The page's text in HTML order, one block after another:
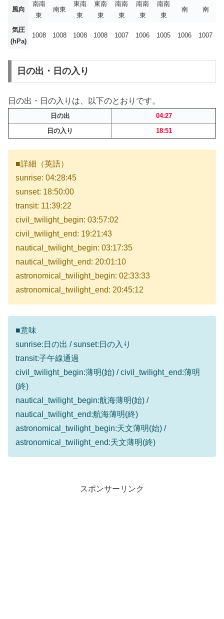
風向
南南
東
南東
東南
東
東南
東
南南
東
南南
東
南南
東
南 南
気圧
(hPa)
1008 1008 1008 1008 1007 1006 1005 1006 1007
日の出・日の入り
日の出・日の入りは、以下のとおりです。
日の出
04:27
日の入り
18:51
■詳細（英語）
sunrise: 04:28:45
sunset: 18:50:00
transit: 11:39:22
civil_twilight_begin: 03:57:02
civil_twilight_end: 19:21:43
nautical_twilight_begin: 03:17:35
nautical_twilight_end: 20:01:10
astronomical_twilight_begin: 02:33:33
astronomical_twilight_end: 20:45:12
■意味
sunrise:日の出 / sunset:日の入り
transit:子午線通過
civil_twilight_begin:薄明(始) / civil_twilight_end:薄明
(終)
nautical_twilight_begin:航海薄明(始) /
nautical_twilight_end:航海薄明(終)
astronomical_twilight_begin:天文薄明(始) /
astronomical_twilight_end:天文薄明(終)
スポンサーリンク